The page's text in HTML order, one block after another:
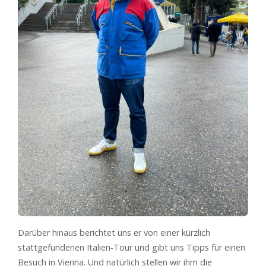
Darüber hinaus berichtet uns er von einer kürzlich
stattgefundenen Italien-Tour und gibt uns Tipps für einen
Besuch in Vienna. Und natürlich stellen wir ihm die